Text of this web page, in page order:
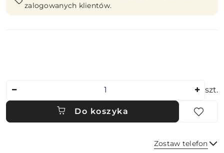
zalogowanych klientów.
szt.
Do koszyka
Zostaw telefon